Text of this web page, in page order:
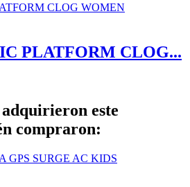
PLATFORM CLOG...
este
compraron: